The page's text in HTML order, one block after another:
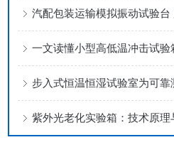
汽配包装运输模拟振动试验台
一文读懂小型高低温冲击试验
步入式恒温恒湿试验室为可
紫外光老化实验箱：技术原理